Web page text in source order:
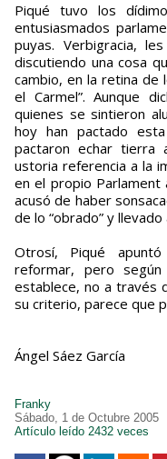
Piqué tuvo los
entusiasmados
puyas. Verbigracia,
discutiendo una cosa
cambio, en la retina de
el Carmel”. Aunque
quienes se sintieron
hoy han pactado
pactaron echar tierra
ustoria referencia a la
en el propio Parlament
acusó de haber
de lo “obrado” y
Otrosí, Piqué
reformar, pero
establece, no a través
su criterio, parece que
Ángel Sáez García
Franky
Sábado, 1 de Octubre 2005
Artículo leído 2432 veces